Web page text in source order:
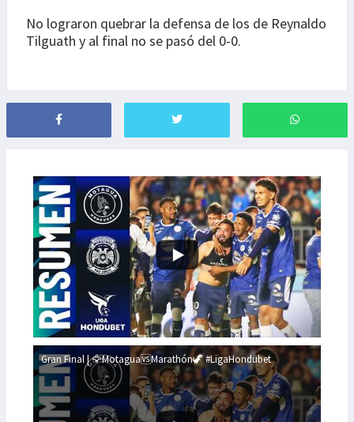
No lograron quebrar la defensa de los de Reynaldo
Tilguath y al final no se pasó del 0-0.
Gran Final | 🦅Motagua🆚Marathón🦖 #LigaHondubet